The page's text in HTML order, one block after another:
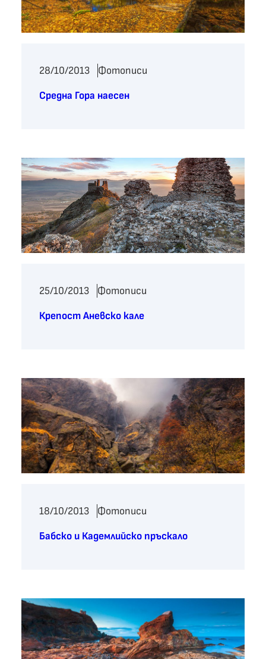
28/10/2013
Фотописи
Средна Гора наесен
25/10/2013
Фотописи
Крепост Аневско кале
18/10/2013
Фотописи
Бабско и Кадемлийско пръскало